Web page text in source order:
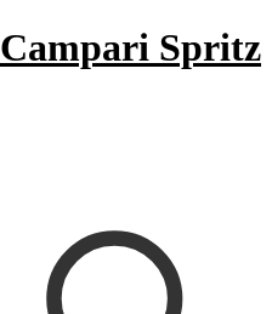
Campari Spritz